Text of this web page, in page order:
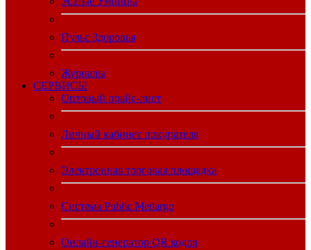
Пульс Здоровья
Журналы
CЕРВИСЫ
Оптовый прайс-лист
Личный кабинет покупателя
Электронная торговая площадка
Система Public.Medargo
Онлайн-генератор QR кодов